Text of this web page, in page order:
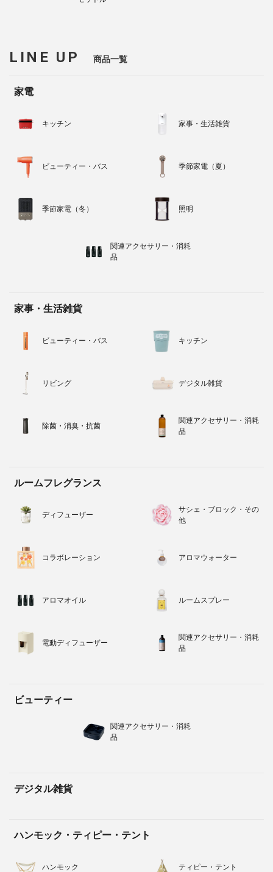
LINE UP 商品一覧
家電
キッチン 家事・生活雑貨
ビューティー・バス 季節家電（夏）
季節家電（冬） 照明
関連アクセサリー・消耗
品
家事・生活雑貨
ビューティー・バス キッチン
リビング デジタル雑貨
除菌・消臭・抗菌
関連アクセサリー・消耗
品
ルームフレグランス
ディフューザー
サシェ・ブロック・その
他
コラボレーション アロマウォーター
アロマオイル ルームスプレー
電動ディフューザー
関連アクセサリー・消耗
品
ビューティー
関連アクセサリー・消耗
品
デジタル雑貨
ハンモック・ティピー・テント
ハンモック ティピー・テント